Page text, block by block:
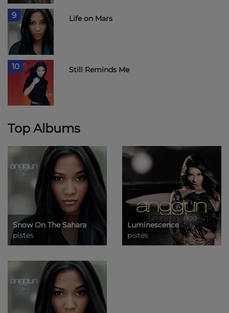
9 Life on Mars
10 Still Reminds Me
Top Albums
Snow On The Sahara
pistes
Luminescence
pistes